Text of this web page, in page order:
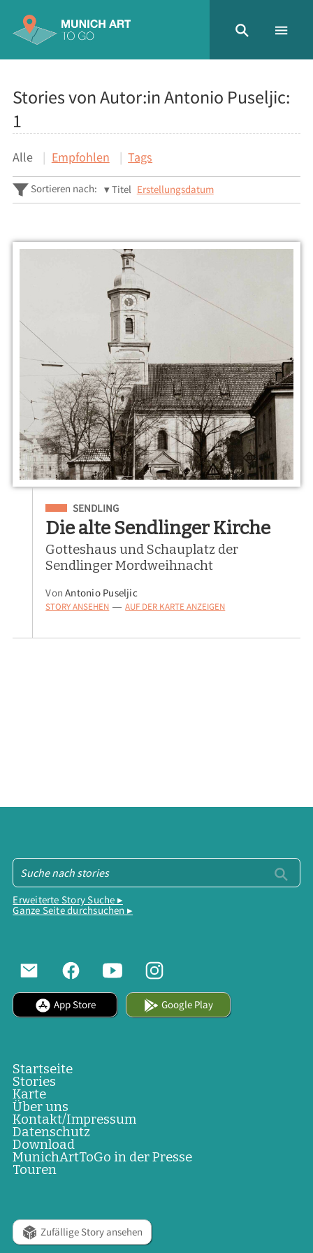
Stories von Autor:in Antonio Puseljic:
1
Alle Empfohlen Tags
Sortieren nach: Titel Erstellungsdatum
Eingeordnet unter
SENDLING
Die alte Sendlinger Kirche
Gotteshaus und Schauplatz der
Sendlinger Mordweihnacht
VonAntonio Puseljic
STORY ANSEHEN — AUF DER KARTE ANZEIGEN
Erweiterte Story Suche ▸
Ganze Seite durchsuchen ▸
App Store Google Play
Startseite
Stories
Karte
Über uns
Kontakt/Impressum
Datenschutz
Download
MunichArtToGo in der Presse
Touren
Zufällige Story ansehen